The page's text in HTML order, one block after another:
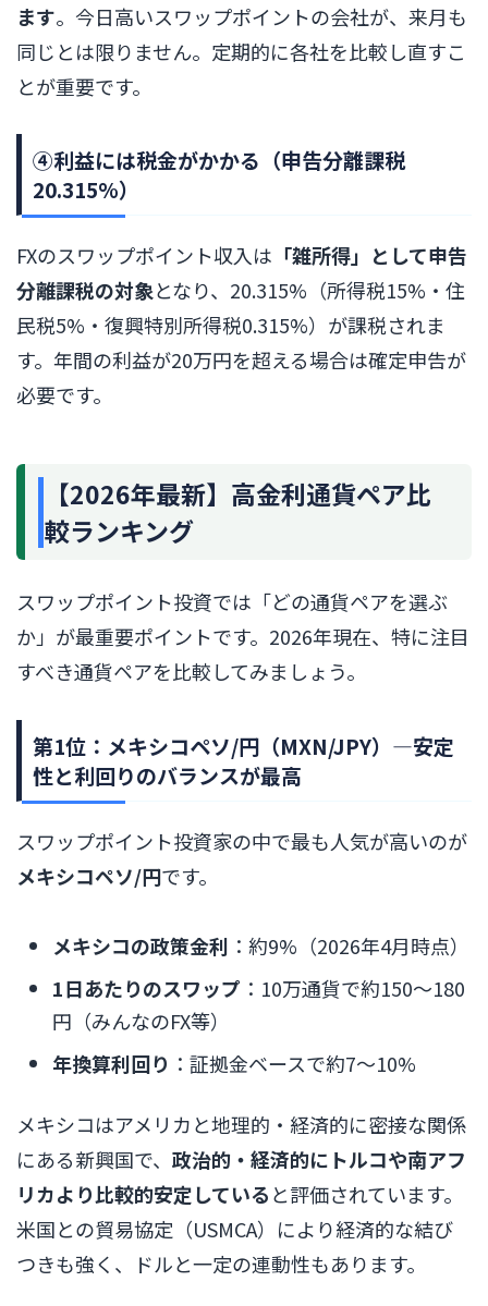
ます。今日高いスワップポイントの会社が、来月も
同じとは限りません。定期的に各社を比較し直すこ
とが重要です。
④利益には税金がかかる（申告分離課税
20.315%）
FXのスワップポイント収入は 「雑所得」として申告
分離課税の対象となり、20.315%（所得税15%・住
民税5%・復興特別所得税0.315%）が課税されま
す。年間の利益が20万円を超える場合は確定申告が
必要です。
【2026年最新】高金利通貨ペア比
較ランキング
スワップポイント投資では「どの通貨ペアを選ぶ
か」が最重要ポイントです。2026年現在、特に注目
すべき通貨ペアを比較してみましょう。
第1位：メキシコペソ/円（MXN/JPY）―安定
性と利回りのバランスが最高
スワップポイント投資家の中で最も人気が高いのが
メキシコペソ/円です。
メキシコの政策金利 ：約9%（2026年4月時点）
1日あたりのスワップ ：10万通貨で約150〜180
円（みんなのFX等）
年換算利回り ：証拠金ベースで約7〜10%
メキシコはアメリカと地理的・経済的に密接な関係
にある新興国で、 政治的・経済的にトルコや南アフ
リカより比較的安定していると評価されています。
米国との貿易協定（USMCA）により経済的な結び
つきも強く、ドルと一定の連動性もあります。